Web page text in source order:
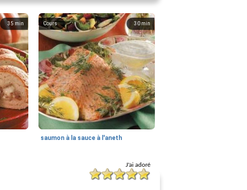
35 min 30 min
Cours
saumon à la sauce à l'aneth
J'ai adoré